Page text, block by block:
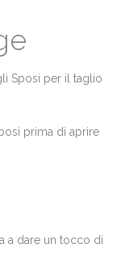
Sposi per il taglio
prima di aprire
a dare un tocco di